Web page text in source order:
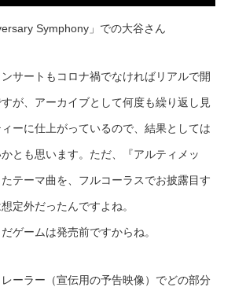
Symphony」での大谷さん
サートもコロナ禍でなければリアルで開
が、アーカイブとして何度も繰り返し見
ーに仕上がっているので、結果としては
とも思います。ただ、『アルティメッ
テーマ曲を、フルコーラスでお披露目す
定外だったんですよね。
ームは発売前ですからね。
ーラー（宣伝用の予告映像）でどの部分